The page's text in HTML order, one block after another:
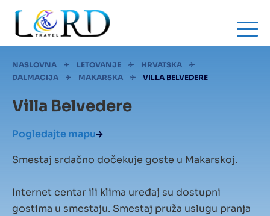
main
content
Mrvice
NASLOVNA LETOVANJE
HRVATSKA
DALMACIJA
MAKARSKA VILLA BELVEDERE
Villa Belvedere
Pogledajte mapu
Smestaj srdačno dočekuje goste u Makarskoj.
Internet centar ili klima uređaj su dostupni
gostima u smestaju. Smestaj pruža uslugu pranja